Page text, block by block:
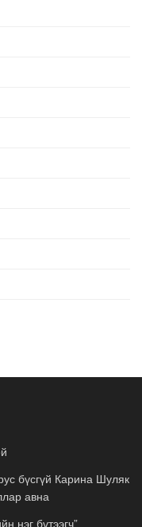
бүсгүй Карина Шуляк
авна
нэг бүтээгч”